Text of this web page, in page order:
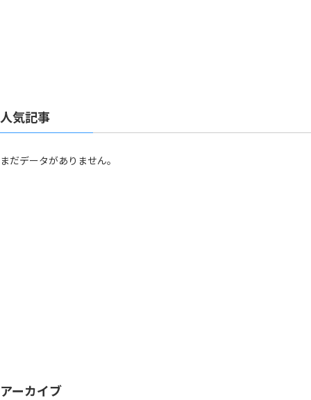
人気記事
まだデータがありません。
アーカイブ